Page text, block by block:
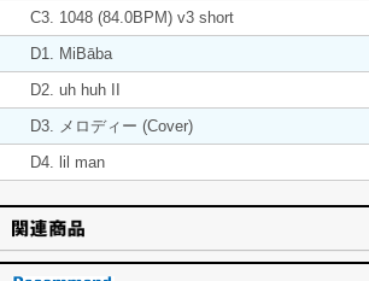
C3. 1048 (84.0BPM) v3 short
D1. MiBāba
D2. uh huh II
D3. メロディー (Cover)
D4. lil man